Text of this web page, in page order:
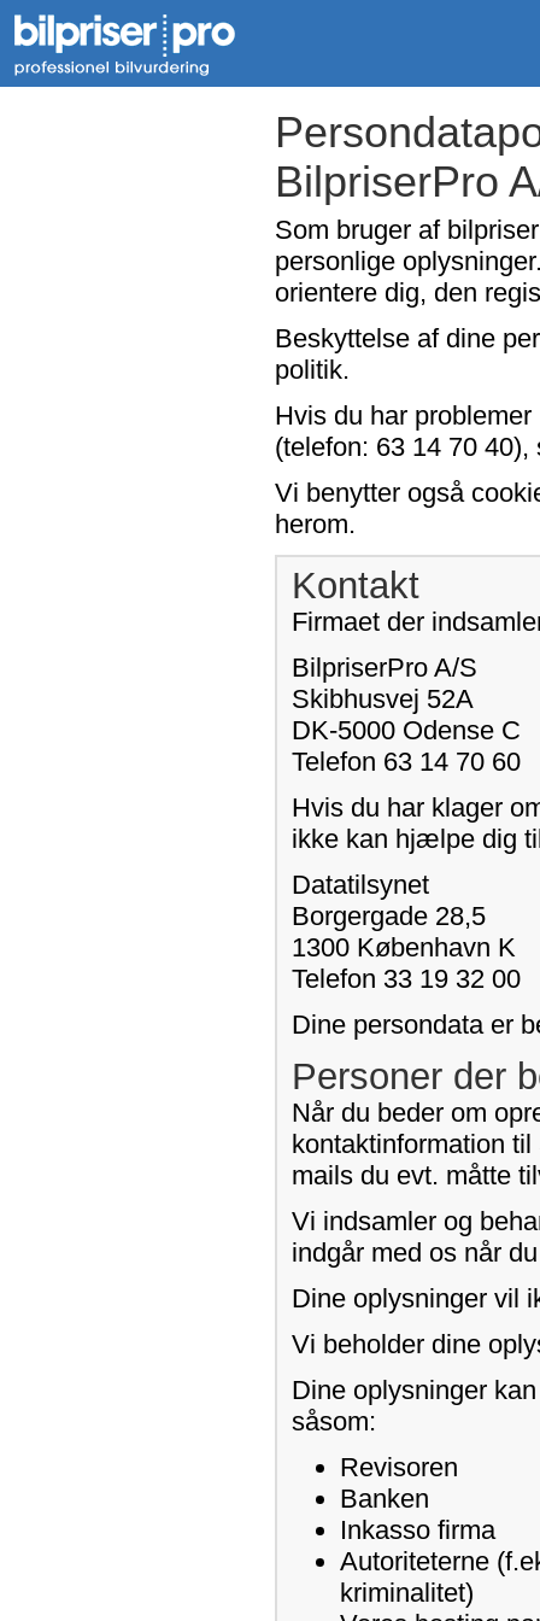
BilpriserPro
Som bruger af
personlige
orientere dig, den
Beskyttelse af dine
politik.
Hvis du har
(telefon: 63 14 70
Vi benytter også
herom.
Kontakt
Firmaet der
BilpriserPro A/S
Skibhusvej 52A
DK-5000 Odense C
Telefon 63 14 70 60
Hvis du har klager
ikke kan hjælpe dig
Datatilsynet
Borgergade 28,5
1300 København K
Telefon 33 19 32 00
Dine persondata er
Personer der
Når du beder om
kontaktinformation
mails du evt. måtte
Vi indsamler og
indgår med os når
Dine oplysninger vil
Vi beholder dine
Dine oplysninger
såsom:
Revisoren
Banken
Inkasso firma
Autoriteterne
kriminalitet)